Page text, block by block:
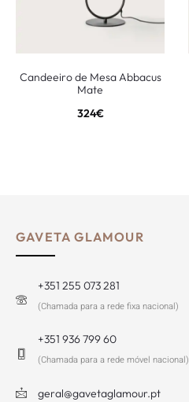
Candeeiro de Mesa Abbacus
Mate
324€
GAVETA GLAMOUR
+351 255 073 281
(Chamada para a rede fixa nacional)
+351 936 799 60
(Chamada para a rede móvel nacional)
geral@gavetaglamour.pt